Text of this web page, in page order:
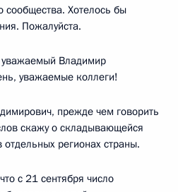
сообщества. Хотелось бы
Пожалуйста.
Владимир
уважаемые коллеги!
прежде чем говорить
скажу о складывающейся
регионах страны.
с 21 сентября число